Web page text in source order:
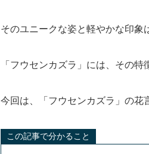
そのユニークな姿と軽やかな印象
「フウセンカズラ」には、その
今回は、「フウセンカズラ」の花
この記事で分かること